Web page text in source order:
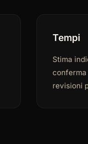
Tempi
Stima
conferma
revisioni